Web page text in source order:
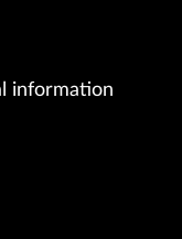
information